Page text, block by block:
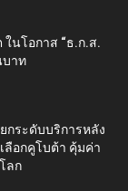
นโอกาส “ธ.ก.ส.
บาท
กระดับบริการหลัง
ลือกคูโบต้า คุ้มค่า
ลก